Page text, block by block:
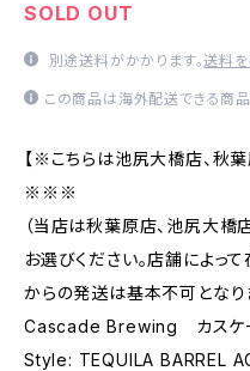
SOLD OUT
別途送料がかかります。送料
この商品は海外配送できる商品
【※こちらは池尻大橋店、秋
※※※
（当店は秋葉原店、池尻大橋
お選びください。店舗によっ
からの発送は基本不可となり
Cascade Brewing カスケ
Style: TEQUILA BARREL